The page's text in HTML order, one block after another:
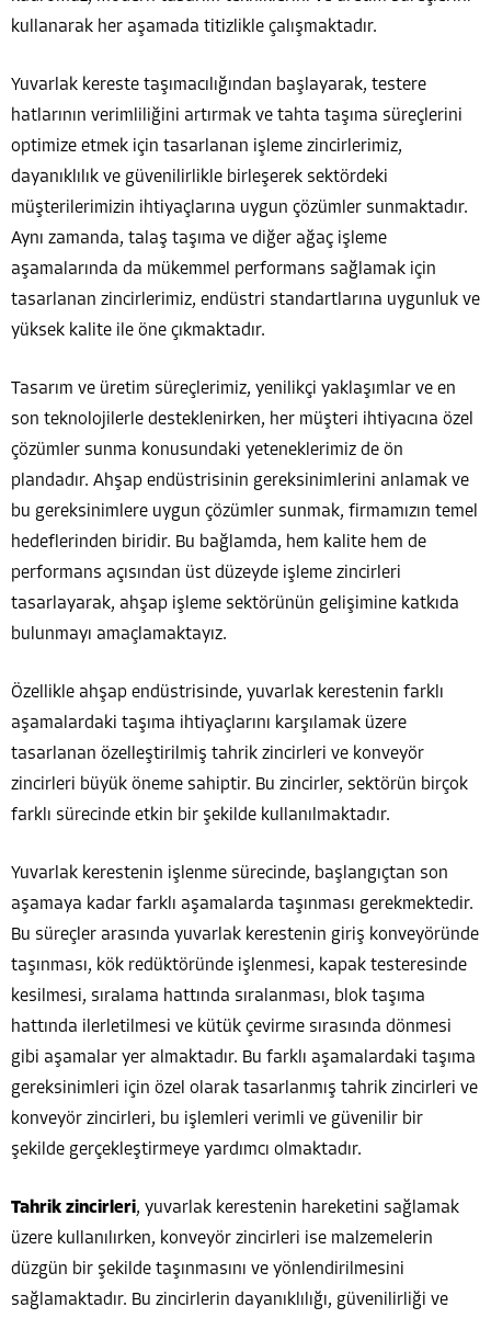
kullanarak her aşamada titizlikle çalışmaktadır.
Yuvarlak kereste taşımacılığından başlayarak, testere
hatlarının verimliliğini artırmak ve tahta taşıma süreçlerini
optimize etmek için tasarlanan işleme zincirlerimiz,
dayanıklılık ve güvenilirlikle birleşerek sektördeki
müşterilerimizin ihtiyaçlarına uygun çözümler sunmaktadır.
Aynı zamanda, talaş taşıma ve diğer ağaç işleme
aşamalarında da mükemmel performans sağlamak için
tasarlanan zincirlerimiz, endüstri standartlarına uygunluk ve
yüksek kalite ile öne çıkmaktadır.
Tasarım ve üretim süreçlerimiz, yenilikçi yaklaşımlar ve en
son teknolojilerle desteklenirken, her müşteri ihtiyacına özel
çözümler sunma konusundaki yeteneklerimiz de ön
plandadır. Ahşap endüstrisinin gereksinimlerini anlamak ve
bu gereksinimlere uygun çözümler sunmak, firmamızın temel
hedeflerinden biridir. Bu bağlamda, hem kalite hem de
performans açısından üst düzeyde işleme zincirleri
tasarlayarak, ahşap işleme sektörünün gelişimine katkıda
bulunmayı amaçlamaktayız.
Özellikle ahşap endüstrisinde, yuvarlak kerestenin farklı
aşamalardaki taşıma ihtiyaçlarını karşılamak üzere
tasarlanan özelleştirilmiş tahrik zincirleri ve konveyör
zincirleri büyük öneme sahiptir. Bu zincirler, sektörün birçok
farklı sürecinde etkin bir şekilde kullanılmaktadır.
Yuvarlak kerestenin işlenme sürecinde, başlangıçtan son
aşamaya kadar farklı aşamalarda taşınması gerekmektedir.
Bu süreçler arasında yuvarlak kerestenin giriş konveyöründe
taşınması, kök redüktöründe işlenmesi, kapak testeresinde
kesilmesi, sıralama hattında sıralanması, blok taşıma
hattında ilerletilmesi ve kütük çevirme sırasında dönmesi
gibi aşamalar yer almaktadır. Bu farklı aşamalardaki taşıma
gereksinimleri için özel olarak tasarlanmış tahrik zincirleri ve
konveyör zincirleri, bu işlemleri verimli ve güvenilir bir
şekilde gerçekleştirmeye yardımcı olmaktadır.
Tahrik zincirleri, yuvarlak kerestenin hareketini sağlamak
üzere kullanılırken, konveyör zincirleri ise malzemelerin
düzgün bir şekilde taşınmasını ve yönlendirilmesini
sağlamaktadır. Bu zincirlerin dayanıklılığı, güvenilirliği ve